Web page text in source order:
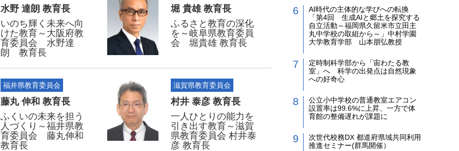
水野 達朗 教育長
いのち輝く未来へ向
けた教育～大阪府教
育委員会 水野達
朗 教育長
堀 貴雄 教育長
ふるさと教育の深化
を～岐阜県教育委員
会 堀貴雄 教育長
福井県教育委員会
藤丸 伸和 教育長
ふくいの未来を担う
人づくり～福井県教
育委員会 藤丸伸和
教育長
滋賀県教育委員会
村井 泰彦 教育長
一人ひとりの能力を
引き出す教育～滋賀
県教育委員会 村井泰
彦 教育長
AI時代の主体的な学びへの転換
「第4回 生成AIと郷土を探究する
自立活動～福岡県久留米市立田主
丸中学校の取組から～」中村学園
大学教育学部 山本朋弘教授
定時制科学部から「宙わたる教
室」へ 科学の出発点は自然現象
への好奇心
公立小中学校の普通教室エアコン
設置率は99.6%に上昇、一方で体
育館の整備遅れが課題に
次世代校務DX 都道府県域共同利用
推進セミナー(群馬開催）